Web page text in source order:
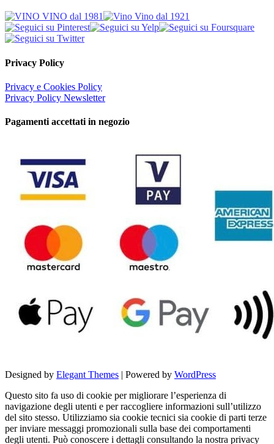
Privacy Policy
Privacy e Cookies Policy
Privacy Policy Newsletter
Pagamenti accettati in negozio
Designed by Elegant Themes | Powered by WordPress
Questo sito fa uso di cookie per migliorare l’esperienza di
navigazione degli utenti e per raccogliere informazioni sull’utilizzo
del sito stesso. Utilizziamo sia cookie tecnici sia cookie di parti terze
per inviare messaggi promozionali sulla base dei comportamenti
degli utenti. Può conoscere i dettagli consultando la nostra privacy